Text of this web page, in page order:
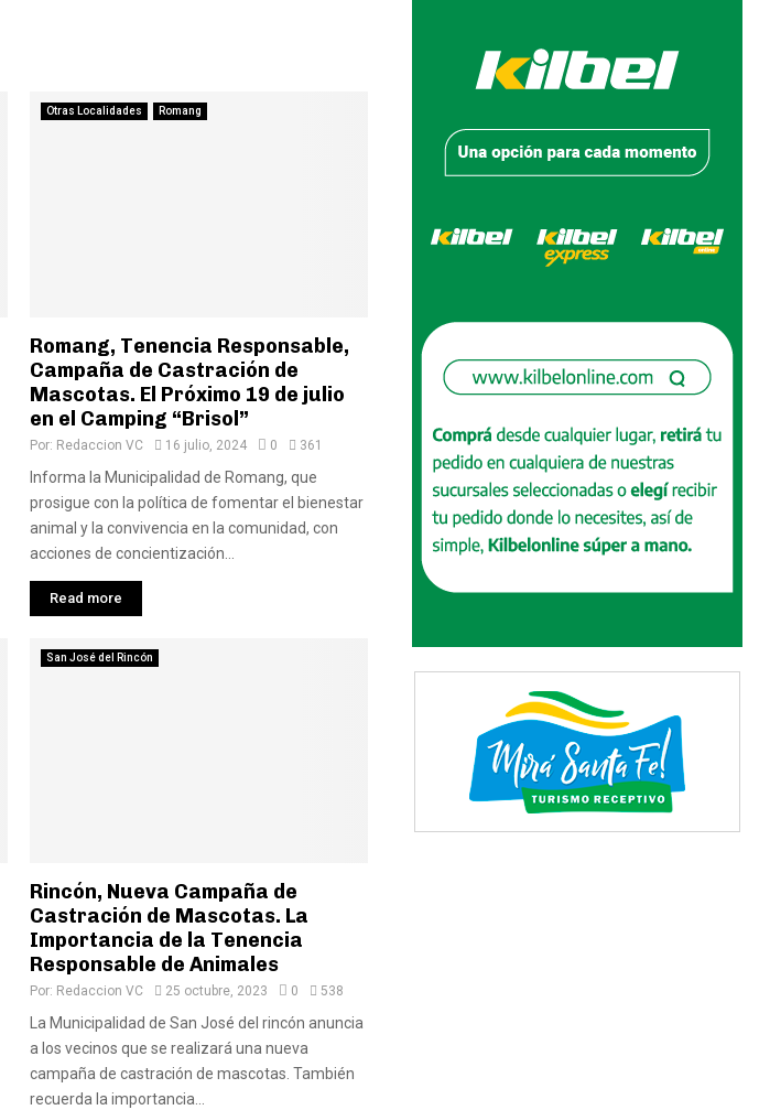
Otras Localidades Romang
Romang, Tenencia Responsable,
Campaña de Castración de
Mascotas. El Próximo 19 de julio
en el Camping “Brisol”
Por: Redaccion VC 16 julio, 2024 0 361
Informa la Municipalidad de Romang, que
prosigue con la política de fomentar el bienestar
animal y la convivencia en la comunidad, con
acciones de concientización...
Read more
San José del Rincón
Rincón, Nueva Campaña de
Castración de Mascotas. La
Importancia de la Tenencia
Responsable de Animales
Por: Redaccion VC 25 octubre, 2023 0 538
La Municipalidad de San José del rincón anuncia
a los vecinos que se realizará una nueva
campaña de castración de mascotas. También
recuerda la importancia...